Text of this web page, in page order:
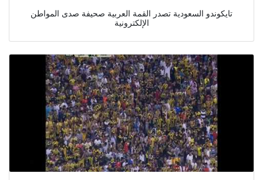
تايكوندو السعودية تصدر القمة العربية صحيفة صدى المواطن
الإلكترونية